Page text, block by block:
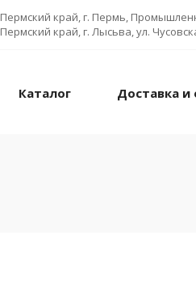
Пермский край, г. Пермь,
Пермский край, г. Лысьва, ул.
Каталог Доставка и